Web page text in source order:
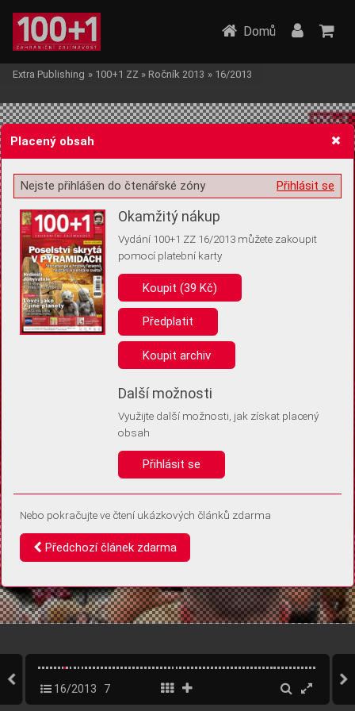
Žádost o souhlas s ukládáním volitelných informací
Pro základní fungování webu nepotřebujeme ukládat žádné informace
(tzv. cookies apod.). Rádi bychom vás ale požádali o souhlas s
uložením volitelných informací:
Anonymní unikátní ID
Díky němu příště poznáme, že se jedná o stejné zařízení, a
Identifikátor je zcela anonymní.
Vaše souhlasy a odmítnutí si ukládáme do vašeho zařízení, abychom se
vás už příště znovu neptali. Můžete je kdykoli později upravit ve Správě
Domů
Extra Publishing » 100+1 ZZ » Ročník 2013 » 16/2013
16/2013 7
Placený obsah
Přihlásit se
Nejste přihlášen do čtenářské zóny
Okamžitý nákup
Vydání 100+1 ZZ 16/2013 můžete zakoupit
pomocí platební karty
Koupit (39 Kč)
Předplatit
Koupit archiv
Další možnosti
Využijte další možnosti, jak získat placený
obsah
Přihlásit se
Nebo pokračujte ve čtení ukázkových článků zdarma
Předchozí článek zdarma